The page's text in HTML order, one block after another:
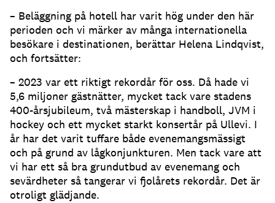
– Beläggning på hotell har varit hög under den här
perioden och vi märker av många internationella
besökare i destinationen, berättar Helena Lindqvist,
och fortsätter:
– 2023 var ett riktigt rekordår för oss. Då hade vi
5,6 miljoner gästnätter, mycket tack vare stadens
400-årsjubileum, två mästerskap i handboll, JVM i
hockey och ett mycket starkt konsertår på Ullevi. I
år har det varit tuffare både evenemangsmässigt
och på grund av lågkonjunkturen. Men tack vare att
vi har ett så bra grundutbud av evenemang och
sevärdheter så tangerar vi fjolårets rekordår. Det är
otroligt glädjande.